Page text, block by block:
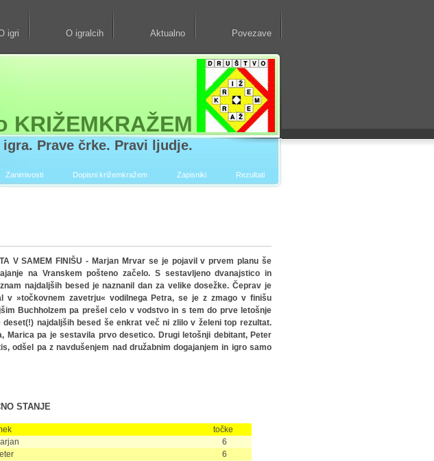
igri O igralcih Aktualno Povezave
KRIŽEMKRAŽEM
igra. Prave črke. Pravi ljudje.
Zanimivosti Dopisni križemkražem Zapisniki Rezultati
V SAMEM FINIŠU - Marjan Mrvar se je pojavil v prvem planu še
na Vranskem pošteno začelo. S sestavljeno dvanajstico in
najdaljših besed je naznanil dan za velike dosežke. Čeprav je
v »točkovnem zavetrju« vodilnega Petra, se je z zmago v finišu
Buchholzem pa prešel celo v vodstvo in s tem do prve letošnje
deset(!) najdaljših besed še enkrat več ni zlilo v želeni top rezultat.
Marica pa je sestavila prvo desetico. Drugi letošnji debitant, Peter
odšel pa z navdušenjem nad družabnim dogajanjem in igro samo
STANJE
točke
6
6